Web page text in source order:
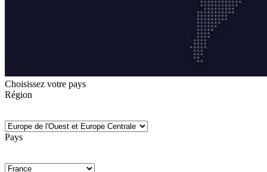
Choisissez votre pays
Région
Pays